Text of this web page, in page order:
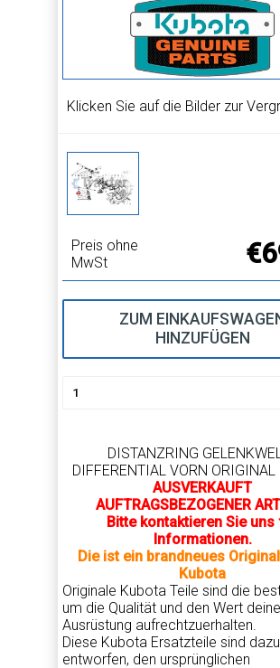
Klicken Sie auf die Bilder zur
Preis ohne
MwSt
ZUM
HINZUFÜGEN
DISTANZRING
DIFFERENTIAL VORN ORIGINAL
AUSVERKAUFT
AUFTRAGSBEZOGENER
Bitte kontaktieren Sie uns
Informationen.
Die ist ein brandneues
Kubota
Originale Kubota Teile sind die
um die Qualität und den Wert
Ausrüstung aufrechtzuerhalten.
Diese Kubota Ersatzteile sind dazu
entworfen, den ursprünglichen